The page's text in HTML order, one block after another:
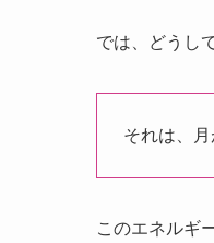
では、どうし
それは、
このエネルギ